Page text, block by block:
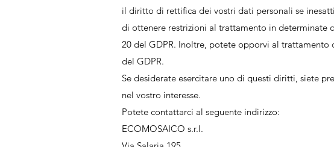
il diritto di rettifica dei vostri dati personali se
di ottenere restrizioni al trattamento in determinate
20 del GDPR. Inoltre, potete opporvi al
del GDPR.
Se desiderate esercitare uno di questi diritti, siete
nel vostro interesse.
Potete contattarci al seguente indirizzo:
ECOMOSAICO s.r.l.